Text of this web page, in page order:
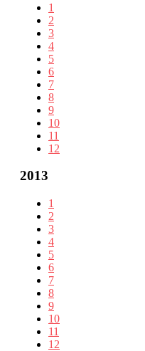
1
2
3
4
5
6
7
8
9
10
11
12
2013
1
2
3
4
5
6
7
8
9
10
11
12